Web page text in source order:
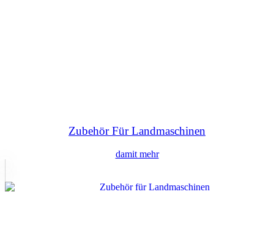
Zubehör Für Landmaschinen
damit mehr